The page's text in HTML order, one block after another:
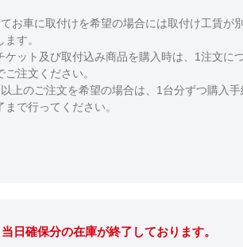
お車に取付けを希望の場合には取付け工賃が
す。
ケット及び取付込み商品を購入時は、1注文に
ご注文ください。
上のご注文を希望の場合は、1台分ずつ購入手
まで行ってください。
日確保分の在庫が終了しております。